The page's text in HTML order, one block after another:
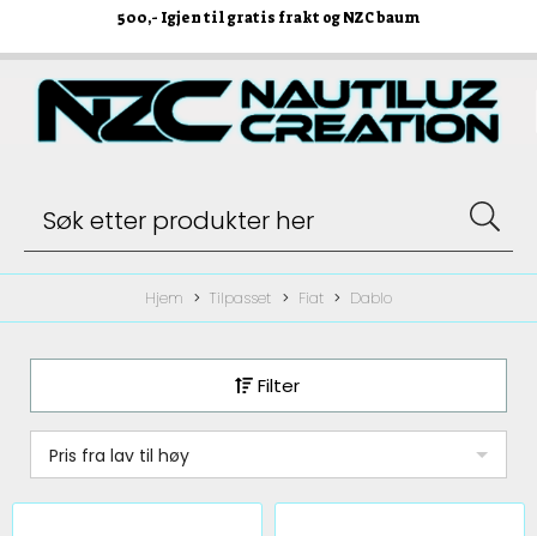
500,- Igjen til gratis frakt og NZC baum
Hjem Tilpasset Fiat Dablo
Filter
Pris fra lav til høy